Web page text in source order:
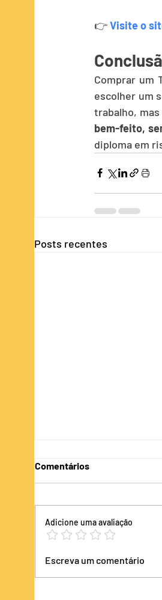
👉 Visite o
Comprar um
escolher um
trabalho,
bem-feito,
diploma em
Posts recentes
Cote a antecipação do
curso. Quanto custa
faculdade mais rápido?
Comentários
Adicione uma avaliação
Escreva um comentário